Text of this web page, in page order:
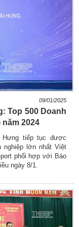
09/01/2025
Top 500 Doanh
2024
Hưng tiếp tục được
nghiệp lớn nhất Việt
phối hợp với Báo
ngày 8/1.